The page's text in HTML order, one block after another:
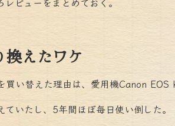
換えたワケ
い替えた理由は、愛用機Canon EOS
いたし、5年間ほぼ毎日使い倒した。